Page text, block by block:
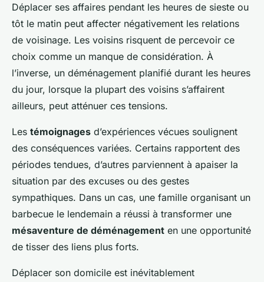
Déplacer ses affaires pendant les heures de sieste ou
tôt le matin peut affecter négativement les relations
de voisinage. Les voisins risquent de percevoir ce
choix comme un manque de considération. À
l’inverse, un déménagement planifié durant les heures
du jour, lorsque la plupart des voisins s’affairent
ailleurs, peut atténuer ces tensions.
Les témoignages d’expériences vécues soulignent
des conséquences variées. Certains rapportent des
périodes tendues, d’autres parviennent à apaiser la
situation par des excuses ou des gestes
sympathiques. Dans un cas, une famille organisant un
barbecue le lendemain a réussi à transformer une
mésaventure de déménagement en une opportunité
de tisser des liens plus forts.
Déplacer son domicile est inévitablement